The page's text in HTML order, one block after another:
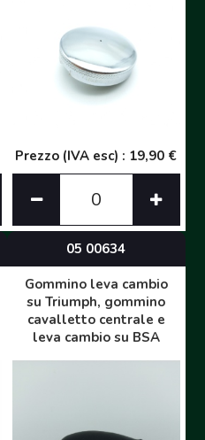
Prezzo (IVA esc) : 19,90 €
05 00634
Gommino leva cambio
su Triumph, gommino
cavalletto centrale e
leva cambio su BSA